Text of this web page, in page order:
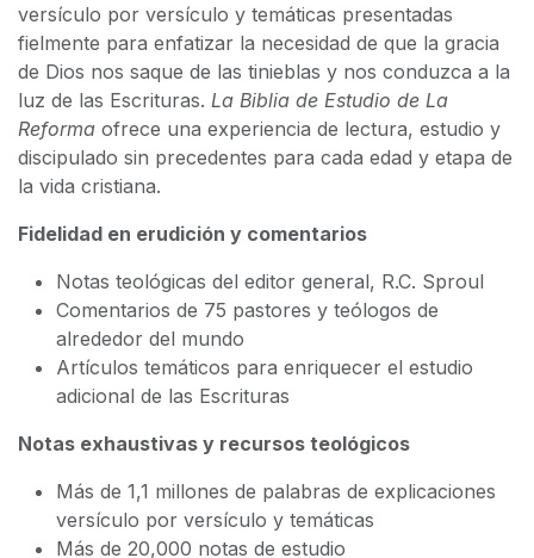
versículo por versículo y temáticas presentadas
fielmente para enfatizar la necesidad de que la gracia
de Dios nos saque de las tinieblas y nos conduzca a la
luz de las Escrituras. La Biblia de Estudio de La
Reforma ofrece una experiencia de lectura, estudio y
discipulado sin precedentes para cada edad y etapa de
la vida cristiana.
Fidelidad en erudición y comentarios
Notas teológicas del editor general, R.C. Sproul
Comentarios de 75 pastores y teólogos de
alrededor del mundo
Artículos temáticos para enriquecer el estudio
adicional de las Escrituras
Notas exhaustivas y recursos teológicos
Más de 1,1 millones de palabras de explicaciones
versículo por versículo y temáticas
Más de 20,000 notas de estudio